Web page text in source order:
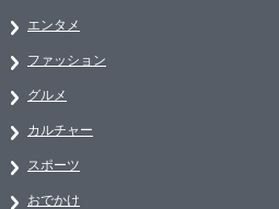
エンタメ
ファッション
グルメ
カルチャー
スポーツ
おでかけ